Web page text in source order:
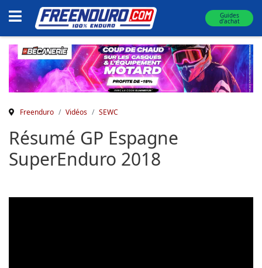
Guides
d'achat
Freenduro Vidéos SEWC
Résumé GP Espagne
SuperEnduro 2018